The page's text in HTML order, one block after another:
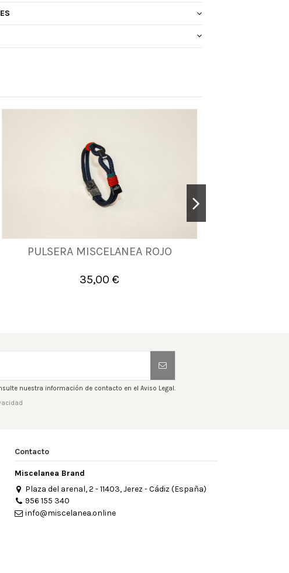
PULSERA MISCELANEA ROJO
35,00 €
M L XL
Añadir al carrito
nuestra información de contacto en el Aviso Legal.
Contacto
Miscelanea Brand
Plaza del arenal, 2 - 11403, Jerez - Cádiz (España)
956 155 340
info@miscelanea.online